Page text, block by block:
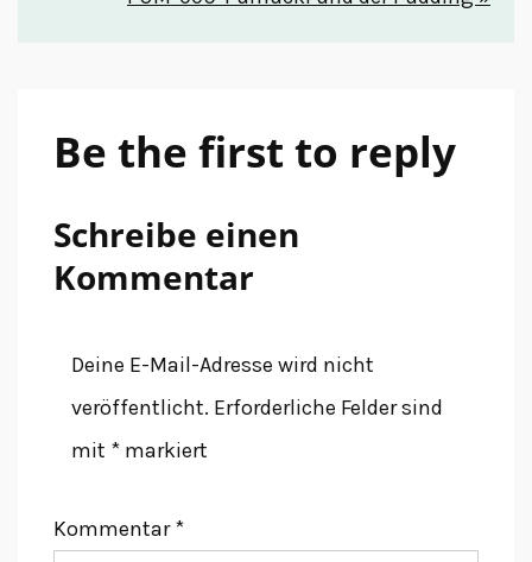
Be the first to reply
Schreibe einen
Kommentar
Deine E-Mail-Adresse wird nicht
veröffentlicht. Erforderliche Felder sind
mit * markiert
Kommentar*